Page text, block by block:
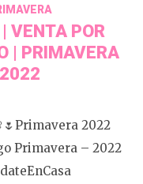
VENTA POR
| PRIMAVERA
2022
2022
Primavera – 2022